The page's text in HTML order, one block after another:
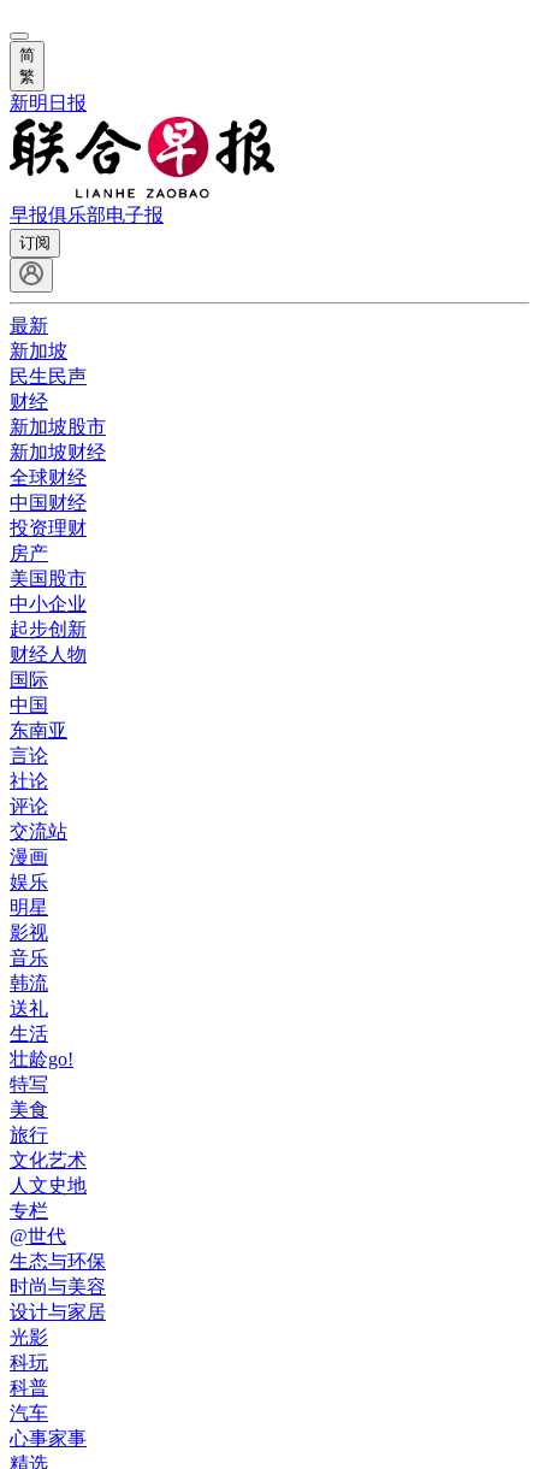
简
繁
新明日报
早报俱乐部电子报
订阅
最新
新加坡
民生民声
财经
新加坡股市
新加坡财经
全球财经
中国财经
投资理财
房产
美国股市
中小企业
起步创新
财经人物
国际
中国
东南亚
言论
社论
评论
交流站
漫画
娱乐
明星
影视
音乐
韩流
送礼
生活
壮龄go!
特写
美食
旅行
文化艺术
人文史地
专栏
@世代
生态与环保
时尚与美容
设计与家居
光影
科玩
科普
汽车
心事家事
精选